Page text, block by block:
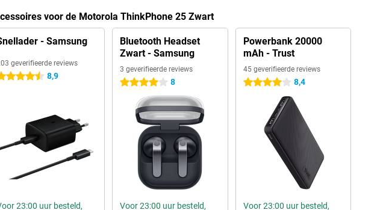
voor de Motorola ThinkPhone 25 Zwart
- Samsung
geverifieerde reviews
sterren 8,9
23:00 uur besteld,
Bluetooth Headset
Zwart - Samsung
3 geverifieerde reviews
4 sterren 8
Voor 23:00 uur besteld,
Powerbank 20000
mAh - Trust
45 geverifieerde reviews
4 sterren 8,4
Voor 23:00 uur besteld,